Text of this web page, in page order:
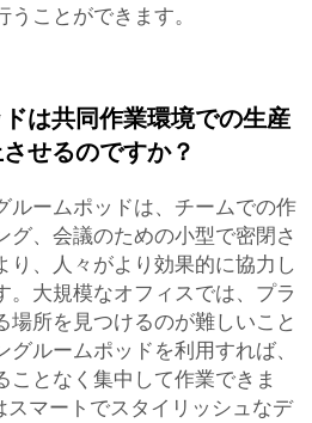
ことができます。
は共同作業環境での生産
せるのですか？
ルームポッドは、チームでの作
グ、会議のための小型で密閉さ
り、人々がより効果的に協力し
。大規模なオフィスでは、プラ
場所を見つけるのが難しいこと
ルームポッドを利用すれば、
ことなく集中して作業できま
スマートでスタイリッシュなデ